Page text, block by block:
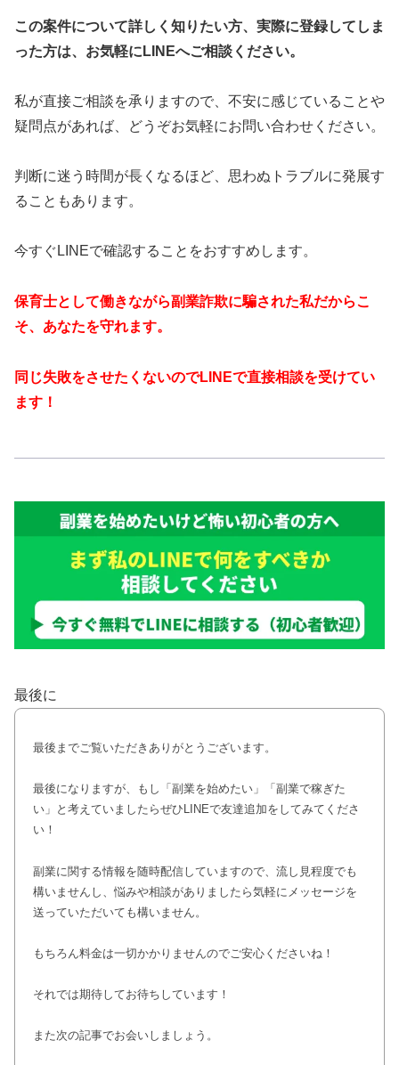
この案件について詳しく知りたい方、実際に登録してしま
った方は、お気軽にLINEへご相談ください。
私が直接ご相談を承りますので、不安に感じていることや
疑問点があれば、どうぞお気軽にお問い合わせください。
判断に迷う時間が長くなるほど、思わぬトラブルに発展す
ることもあります。
今すぐLINEで確認することをおすすめします。
保育士として働きながら副業詐欺に騙された私だからこ
そ、あなたを守れます。
同じ失敗をさせたくないのでLINEで直接相談を受けてい
ます！
最後に
最後までご覧いただきありがとうございます。
最後になりますが、もし「副業を始めたい」「副業で稼ぎた
い」と考えていましたらぜひLINEで友達追加をしてみてくださ
い！
副業に関する情報を随時配信していますので、流し見程度でも
構いませんし、悩みや相談がありましたら気軽にメッセージを
送っていただいても構いません。
もちろん料金は一切かかりませんのでご安心くださいね！
それでは期待してお待ちしています！
また次の記事でお会いしましょう。